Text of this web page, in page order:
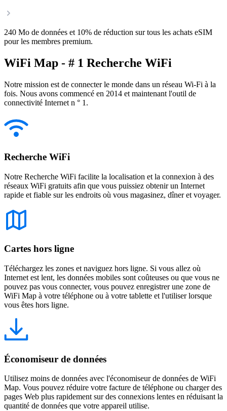
240 Mo de données et 10% de réduction sur tous les achats eSIM
pour les membres premium.
WiFi Map - # 1 Recherche WiFi
Notre mission est de connecter le monde dans un réseau Wi-Fi à la
fois. Nous avons commencé en 2014 et maintenant l'outil de
connectivité Internet n ° 1.
Recherche WiFi
Notre Recherche WiFi facilite la localisation et la connexion à des
réseaux WiFi gratuits afin que vous puissiez obtenir un Internet
rapide et fiable sur les endroits où vous magasinez, dîner et voyager.
Cartes hors ligne
Téléchargez les zones et naviguez hors ligne. Si vous allez où
Internet est lent, les données mobiles sont coûteuses ou que vous ne
pouvez pas vous connecter, vous pouvez enregistrer une zone de
WiFi Map à votre téléphone ou à votre tablette et l'utiliser lorsque
vous êtes hors ligne.
Économiseur de données
Utilisez moins de données avec l'économiseur de données de WiFi
Map. Vous pouvez réduire votre facture de téléphone ou charger des
pages Web plus rapidement sur des connexions lentes en réduisant la
quantité de données que votre appareil utilise.